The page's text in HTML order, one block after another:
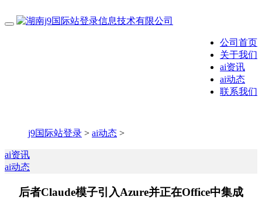
公司首页
关于我们
ai资讯
ai动态
联系我们
j9国际站登录 > ai动态 >
ai资讯
ai动态
后者Claude模子引入Azure并正在Office中集成